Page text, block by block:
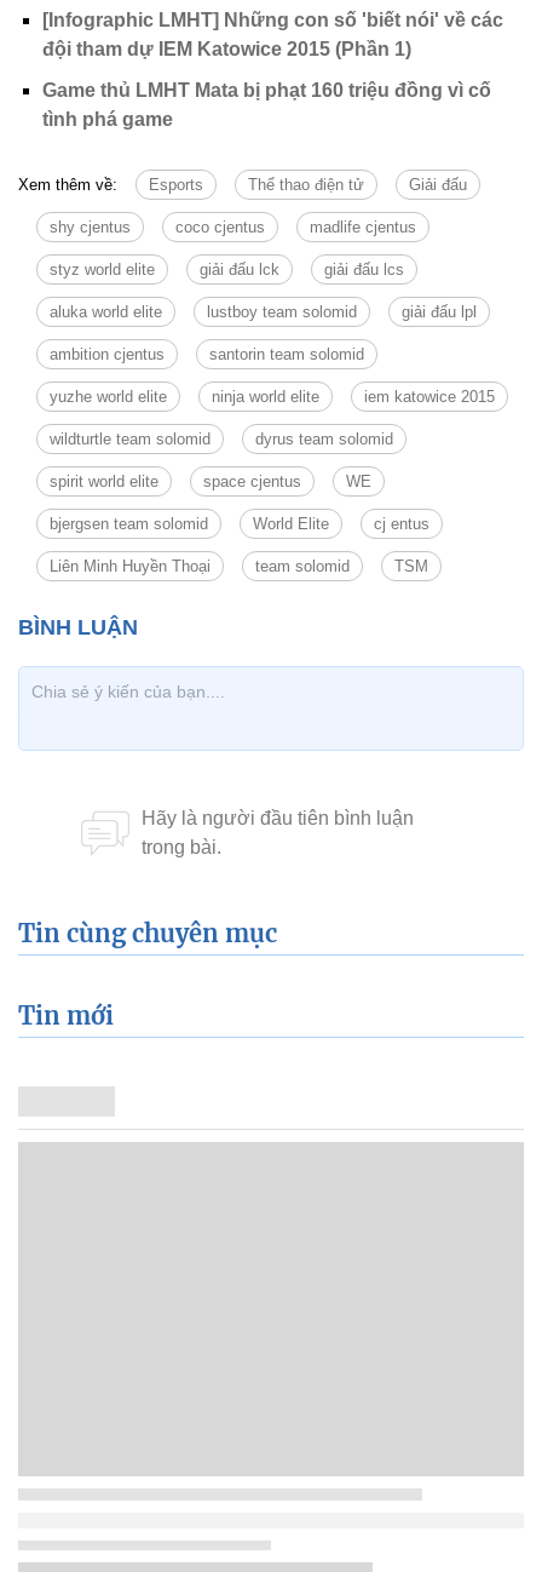
[Infographic LMHT] Những con số 'biết nói' về các
đội tham dự IEM Katowice 2015 (Phần 1)
Game thủ LMHT Mata bị phạt 160 triệu đồng vì cố
tình phá game
Xem thêm về: Esports Thể thao điện tử Giải đấu
shy cjentus coco cjentus madlife cjentus
styz world elite giải đấu lck giải đấu lcs
aluka world elite lustboy team solomid giải đấu lpl
ambition cjentus santorin team solomid
yuzhe world elite ninja world elite iem katowice 2015
wildturtle team solomid dyrus team solomid
spirit world elite space cjentus WE
bjergsen team solomid World Elite cj entus
Liên Minh Huyền Thoại team solomid TSM
Tin cùng chuyên mục
Tin mới